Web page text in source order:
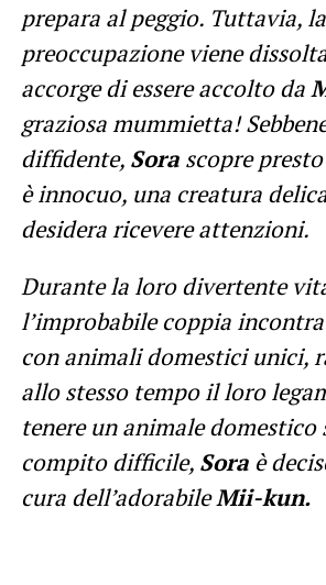
prepara al peggio. Tuttavia,
preoccupazione viene
accorge di essere accolto da
graziosa mummietta!
diffidente, Sorascopre
è innocuo, una creatura
desidera ricevere attenzioni.
Durante la loro divertente
l’improbabile coppia
con animali domestici unici,
allo stesso tempo il loro
tenere un animale domestico
compito difficile, Soraè
cura dell’adorabileMii-kun.